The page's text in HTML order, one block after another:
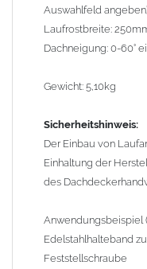
Anwendungsbeispiel:
Auswahlfeld
Laufrostbreite:
Dachneigung: 0-60°
Gewicht: 5,10kg
Sicherheitshinweis:
Der Einbau von
Einhaltung der
des
Anwendungsbeispiel
Edelstahlhalteband
Feststellschraube